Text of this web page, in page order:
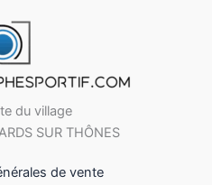
du village
SUR THÔNES
de vente